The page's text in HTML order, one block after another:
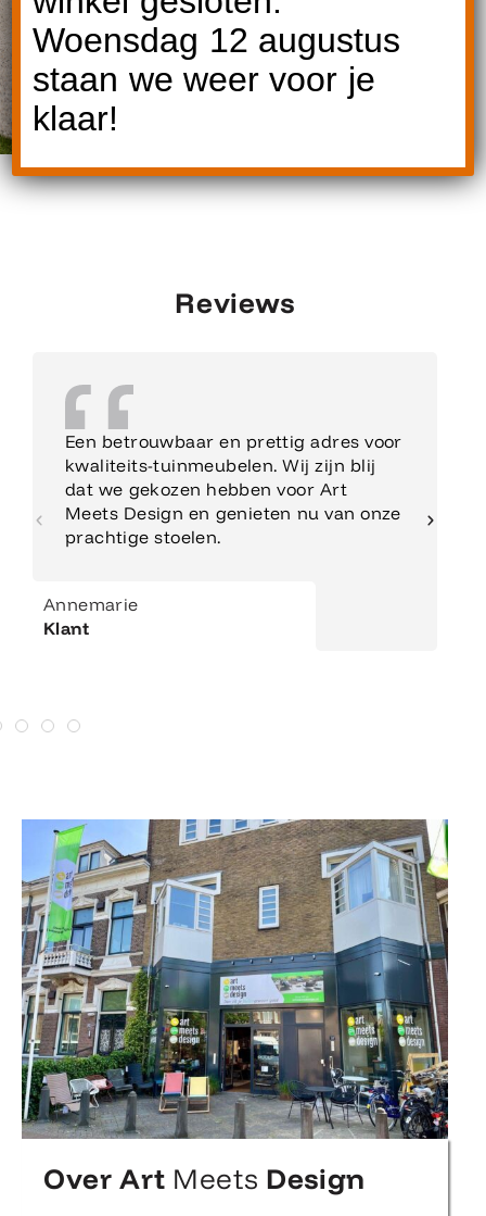
Reviews
Een betrouwbaar en prettig adres voor
kwaliteits-tuinmeubelen. Wij zijn blij
dat we gekozen hebben voor Art
Meets Design en genieten nu van onze
prachtige stoelen.
Annemarie
Klant
Over Art Meets Design
Woensdag 12 augustus
staan we weer voor je
klaar!